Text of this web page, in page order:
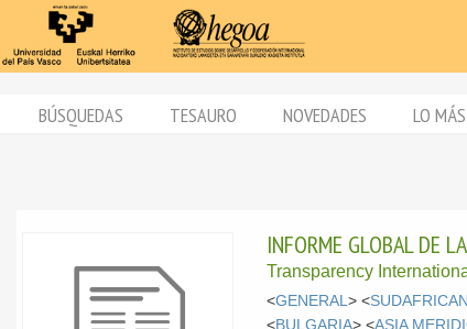
BÚSQUEDAS TESAURO NOVEDADES LO
INFORME GLOBAL DE
Transparency
<GENERAL> <
<BULGARIA> <ASIA